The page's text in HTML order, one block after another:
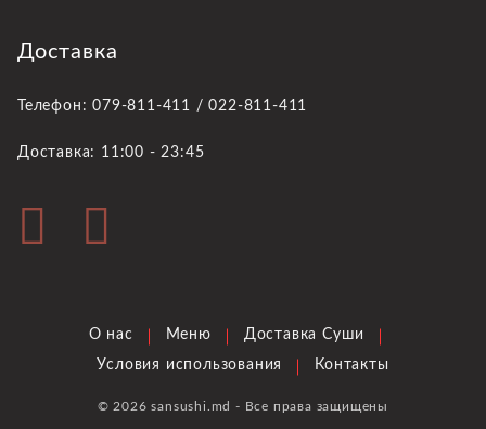
Доставка
Телефон: 079-811-411 / 022-811-411
Доставка: 11:00 - 23:45
О нас Меню
Доставка Суши
Условия использования
Контакты
© 2026 sansushi.md - Все права защищены